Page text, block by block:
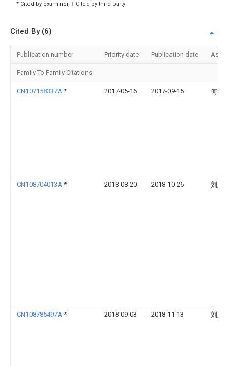
* Cited by examiner, † Cited by third party
Cited By (6)
Publication number Priority date Publication date
Family To Family Citations
CN107158337A * 2017-05-16 2017-09-15 何华
CN108704013A * 2018-08-20 2018-10-26 刘宏
CN108785497A * 2018-09-03 2018-11-13 刘亚